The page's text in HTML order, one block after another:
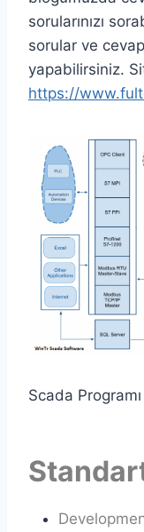
sorularınızı
sorular ve
yapabilirsiniz.
https://
Scada Programı